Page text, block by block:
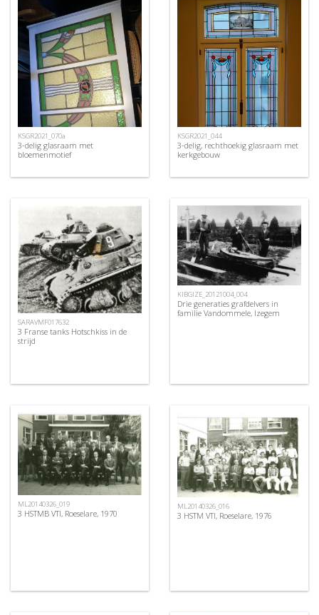
KSGR2021_070a
3-delig glasraam met
bloemenmotief
KSGR2021_044
3-delig, rechthoekig glasraam met
kerkgebouw
SARAVMF017632
3 Franse tanks Hotschkiss in de
strijd
KIBGIZE_20121004_004
Drie generaties grafdelvers in
familie Vandommele, Izegem
ML20140326_019
3 HSTMB VTI, Roeselare, 1970
ML20140326_016
3 HSTM VTI, Roeselare, 1976